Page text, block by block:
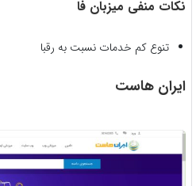
نکات منفی میزبان فا
تنوع کم خدمات نسبت به رقبا
ایران هاست